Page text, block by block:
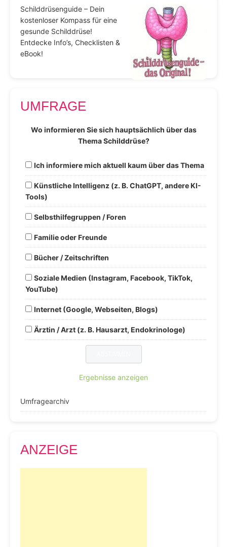
Schilddrüsenguide – Dein
kostenloser Kompass für eine
gesunde Schilddrüse!
Entdecke Info’s, Checklisten &
eBook!
UMFRAGE
Wo informieren Sie sich hauptsächlich über das
Thema Schilddrüse?
Ich informiere mich aktuell kaum über das Thema
Künstliche Intelligenz (z. B. ChatGPT, andere KI-
Tools)
Selbsthilfegruppen / Foren
Familie oder Freunde
Bücher / Zeitschriften
Soziale Medien (Instagram, Facebook, TikTok,
YouTube)
Internet (Google, Webseiten, Blogs)
Ärztin / Arzt (z. B. Hausarzt, Endokrinologe)
Ergebnisse anzeigen
Umfragearchiv
ANZEIGE